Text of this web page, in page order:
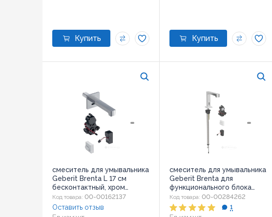
смеситель для умывальника
Geberit Brenta L 17 см
бесконтактный, хром
(116.273.21.1)
Код товара: 00-00162137
Оставить отзыв
смеситель для умывальника
Geberit Brenta для
функционального блока
скрытого монтажа, хром
(116.192.21.1)
Код товара: 00-00284262
1